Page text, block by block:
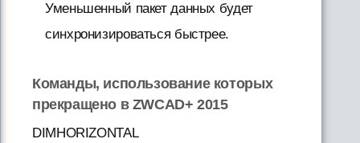
Уменьшенный пакет данных будет
синхронизироваться быстрее.
Команды, использование которых
прекращено в ZWCAD+ 2015
DIMHORIZONTAL